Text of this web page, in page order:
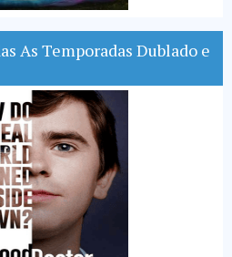
As Temporadas Dublado e